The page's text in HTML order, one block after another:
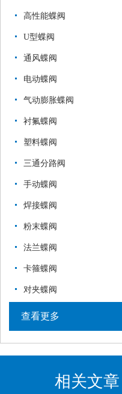
高性能蝶阀
U型蝶阀
通风蝶阀
电动蝶阀
气动膨胀蝶阀
衬氟蝶阀
塑料蝶阀
三通分路阀
手动蝶阀
焊接蝶阀
粉末蝶阀
法兰蝶阀
卡箍蝶阀
对夹蝶阀
查看更多
相关文章